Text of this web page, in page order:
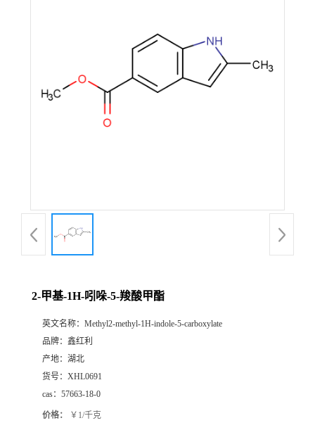
2-甲基-1H-吲哚-5-羧酸甲酯
英文名称： Methyl2-methyl-1H-indole-5-carboxylate
品牌： 鑫红利
产地： 湖北
货号： XHL0691
cas： 57663-18-0
价格： ￥1/千克